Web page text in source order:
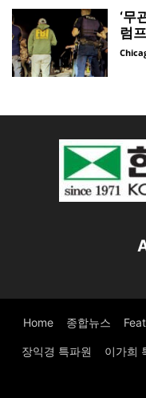
‘무
럼
Home 종합뉴스
장익경 특파원 이가희